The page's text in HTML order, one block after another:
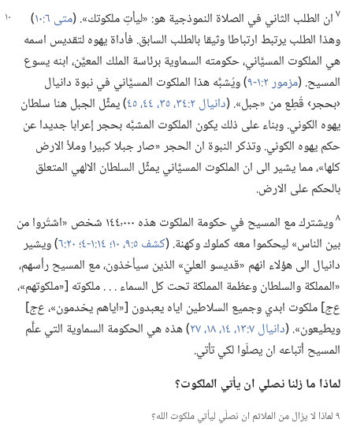
٧ان الطلب الثاني في الصلاة النموذجية هو:‏ ‏«ليأتِ ملكوتك».‏ (‏متى ٦:‏١٠
‏)‏
وهذا الطلب يرتبط ارتباطا وثيقا بالطلب السابق.‏ فأداة يهوه لتقديس اسمه
هي الملكوت المسيَّاني،‏ حكومته السماوية برئاسة الملك المعيَّن،‏ ابنه يسوع
المسيح.‏ (‏مزمور ٢:‏١-‏٩
‏)‏ ويُشبَّه هذا الملكوت المسيَّاني في نبوة دانيال
‹بحجر› قُطِع من «جبل».‏ (‏دانيال ٢:‏٣٤،‏ ٣٥،‏
‏)‏ يمثِّل الجبل هنا سلطان
يهوه الكوني.‏ وبناء على ذلك يكون الملكوت المشبَّه بحجر إعرابا جديدا عن
حكم يهوه الكوني.‏ وتذكر النبوة ان الحجر «صار جبلا كبيرا وملأ الارض
كلها»،‏ مما يشير الى ان الملكوت المسيَّاني يمثِّل السلطان الالهي المتعلق
بالحكم على الارض.‏
٨
ويشترك مع المسيح في حكومة الملكوت هذه ١٤٤٬٠٠٠ شخص «اشتُروا من
بين الناس» ليحكموا معه كملوك وكهنة.‏ (‏كشف ٥:‏٩،‏ ١٠؛‏
‏)‏ ويشير
دانيال الى هؤلاء انهم «قديسو العليّ» الذين سيأخذون،‏ مع المسيح رأسهم،‏
«المملكة والسلطان وعظمة المملكة تحت كل السماء .‏ .‏ .‏ ملكوته [«ملكوتهم»،‏
ع‌ج‏] ملكوت ابدي وجميع السلاطين اياه يعبدون [«اياهم يخدمون»،‏ع‌ج‏]
ويطيعون».‏ (‏دانيال ٧:‏١٣،‏ ١٤،‏
‏)‏ هذه هي الحكومة السماوية التي علَّم
المسيح أتباعه ان يصلّوا لكي تأتي.‏
لماذا ما زلنا نصلي ان يأتي الملكوت؟‏
٩ لماذا لا يزال من الملائم ان نصلّي ليأتي ملكوت الله؟‏